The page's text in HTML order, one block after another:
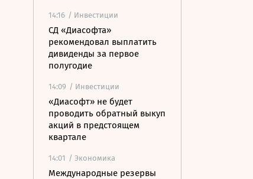
14:16 / Инвестиции
СД «Диасофта»
рекомендовал выплатить
дивиденды за первое
полугодие
14:09 / Инвестиции
«Диасофт» не будет
проводить обратный выкуп
акций в предстоящем
квартале
14:01 / Экономика
Международные резервы